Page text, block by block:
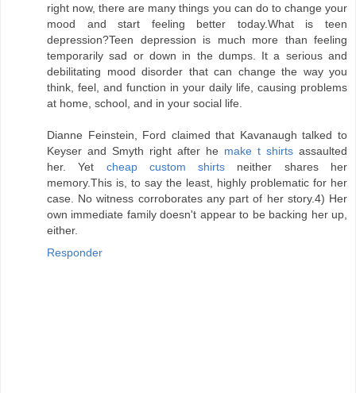
right now, there are many things you can do to change your
mood and start feeling better today.What is teen
depression?Teen depression is much more than feeling
temporarily sad or down in the dumps. It a serious and
debilitating mood disorder that can change the way you
think, feel, and function in your daily life, causing problems
at home, school, and in your social life.
Dianne Feinstein, Ford claimed that Kavanaugh talked to
Keyser and Smyth right after he make t shirts assaulted
her. Yet cheap custom shirts neither shares her
memory.This is, to say the least, highly problematic for her
case. No witness corroborates any part of her story.4) Her
own immediate family doesn't appear to be backing her up,
either.
Responder